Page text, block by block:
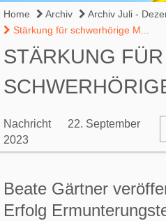
Home Archiv
Archiv Juli -
Stärkung für schwerhörige M...
STÄRKUNG FÜR
Nachricht
22. September
2023
Beate Gärtner
Erfolg